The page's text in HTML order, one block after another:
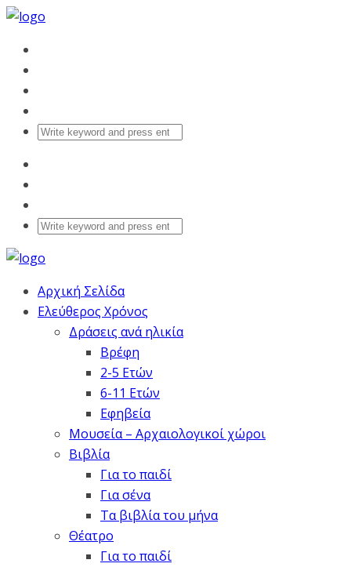
Αρχική Σελίδα
Ελεύθερος Χρόνος
Δράσεις ανά ηλικία
Βρέφη
2-5 Ετών
6-11 Ετών
Εφηβεία
Μουσεία – Αρχαιολογικοί χώροι
Βιβλία
Για το παιδί
Για σένα
Τα βιβλία του μήνα
Θέατρο
Για το παιδί